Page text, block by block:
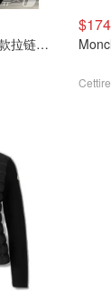
Moncler Papillon 短款拉链羽绒夹克
Cettire